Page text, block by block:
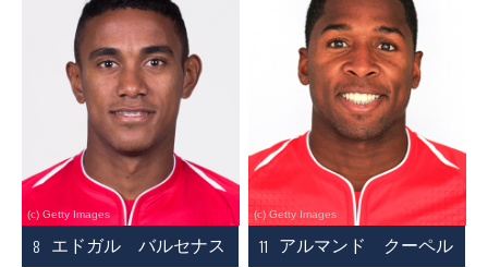
8 エドガル バルセナス 11 アルマンド クーペル